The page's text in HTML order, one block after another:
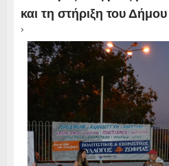
και τη στήριξη του
›